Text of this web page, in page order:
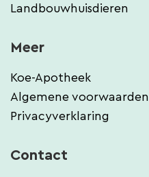
Landbouwhuisdieren
Meer
Koe-Apotheek
Algemene voorwaarden
Privacyverklaring
Contact